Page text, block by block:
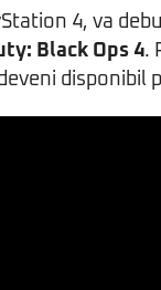
4, va
Black Ops 4.